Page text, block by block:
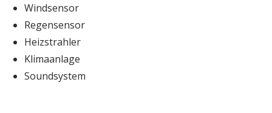
Windsensor
Regensensor
Heizstrahler
Klimaanlage
Soundsystem